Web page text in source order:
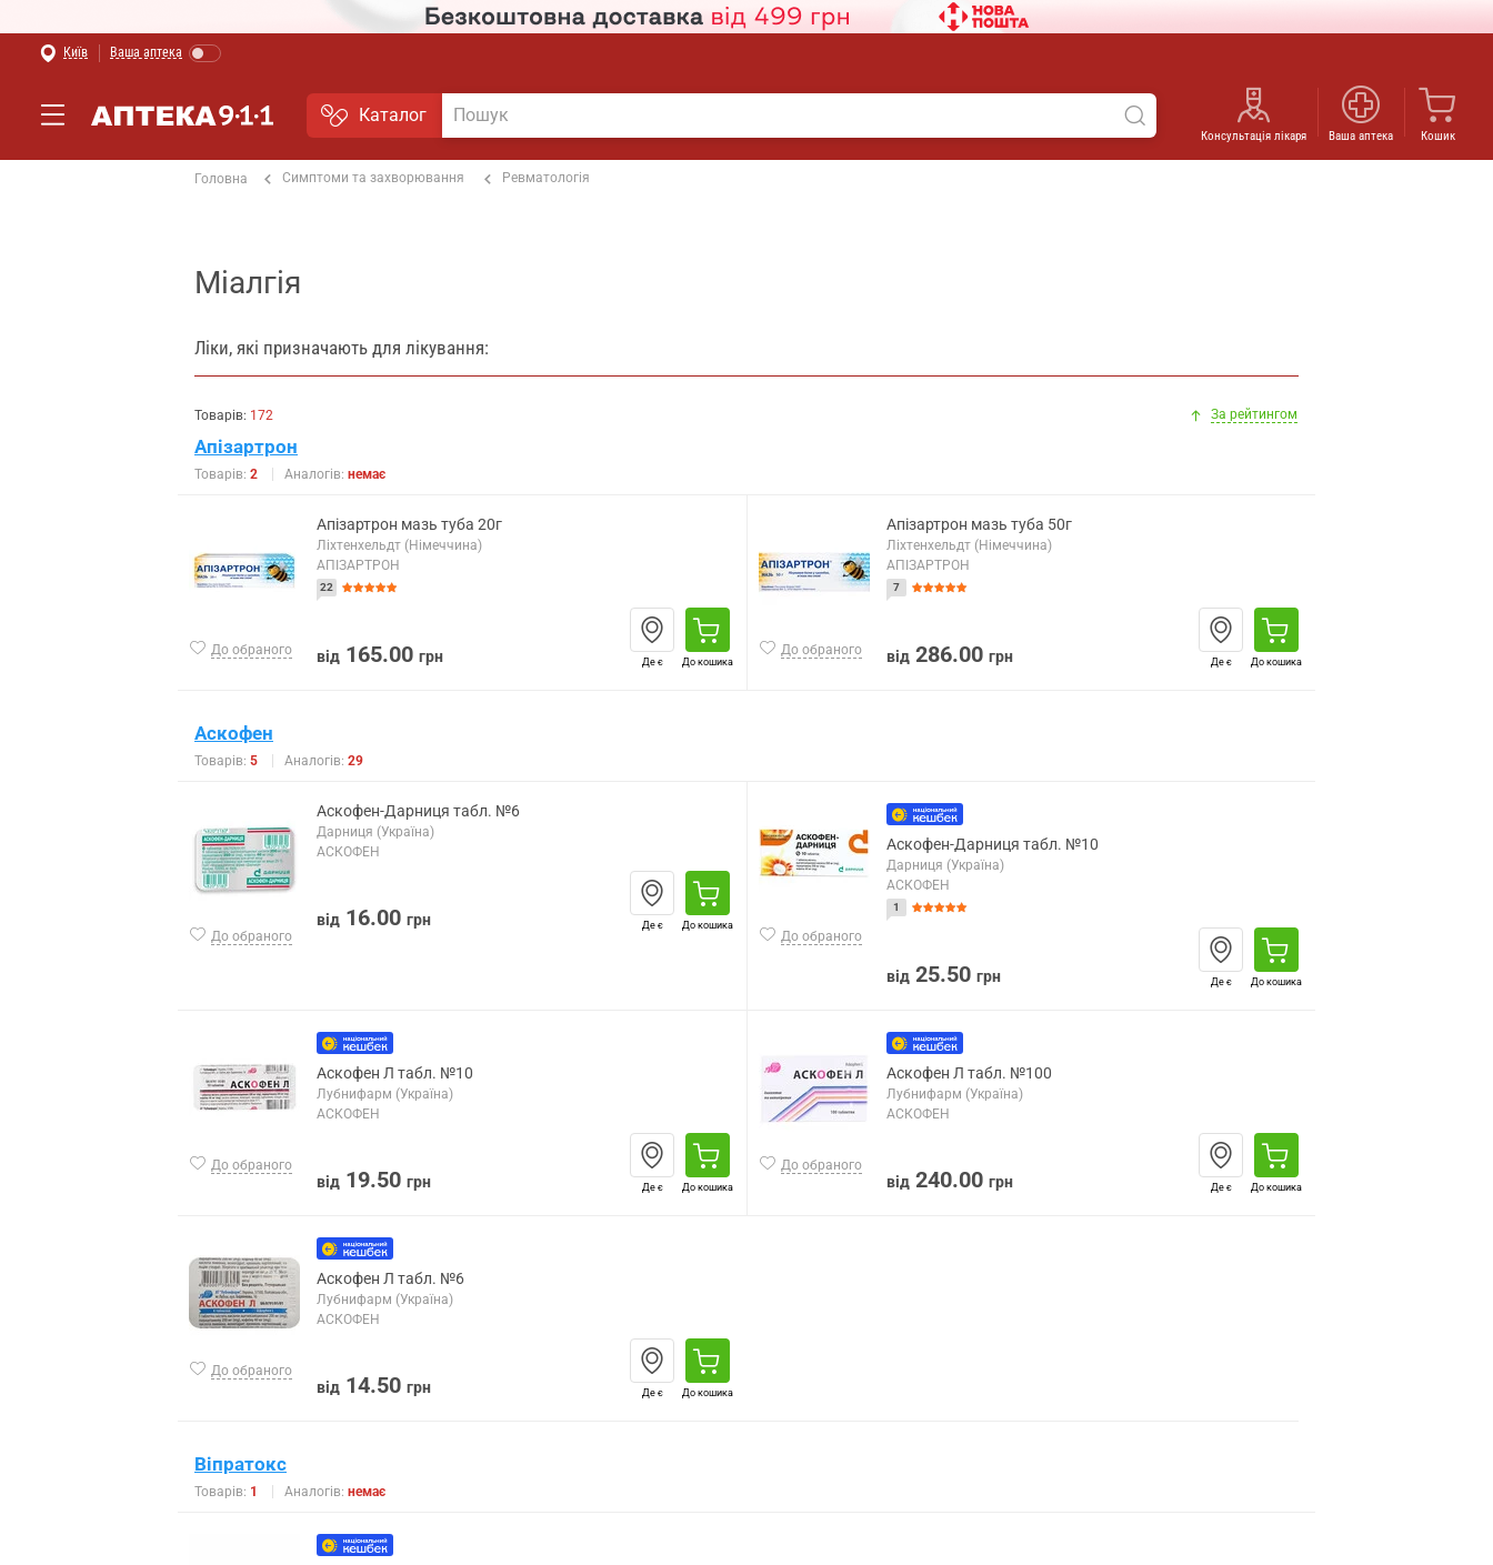
Київ Ваша аптека
Каталог
Консультація лікаря Ваша аптека Кошик
Головна Симптоми та захворювання Ревматологія
Міалгія
Ліки, які призначають для лікування:
Товарів: 172 За рейтингом
Апізартрон
Товарів: 2 Аналогів: немає
До обраного
Апізартрон мазь туба 20г
Ліхтенхельдт (Німеччина)
АПІЗАРТРОН
22
від 165.00 грн Де є До кошика
До обраного
Апізартрон мазь туба 50г
Ліхтенхельдт (Німеччина)
АПІЗАРТРОН
7
від 286.00 грн Де є До кошика
Аскофен
Товарів: 5 Аналогів: 29
До обраного
Аскофен-Дарниця табл. №6
Дарниця (Україна)
АСКОФЕН
від 16.00 грн Де є До кошика
До обраного
Аскофен-Дарниця табл. №10
Дарниця (Україна)
АСКОФЕН
1
від 25.50 грн Де є До кошика
До обраного
Аскофен Л табл. №10
Лубнифарм (Україна)
АСКОФЕН
від 19.50 грн Де є До кошика
До обраного
Аскофен Л табл. №100
Лубнифарм (Україна)
АСКОФЕН
від 240.00 грн Де є До кошика
До обраного
Аскофен Л табл. №6
Лубнифарм (Україна)
АСКОФЕН
від 14.50 грн Де є До кошика
Віпратокс
Товарів: 1 Аналогів: немає